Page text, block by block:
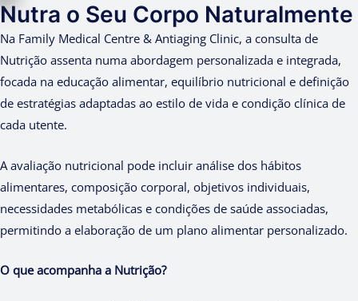
Nutra o Seu Corpo Naturalmente
Na Family Medical Centre & Antiaging Clinic, a consulta de
Nutrição assenta numa abordagem personalizada e integrada,
focada na educação alimentar, equilíbrio nutricional e definição
de estratégias adaptadas ao estilo de vida e condição clínica de
cada utente.
A avaliação nutricional pode incluir análise dos hábitos
alimentares, composição corporal, objetivos individuais,
necessidades metabólicas e condições de saúde associadas,
permitindo a elaboração de um plano alimentar personalizado.
O que acompanha a Nutrição?